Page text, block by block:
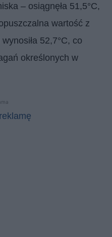
– osiągnęła 51,5°C,
wartość z
52,7°C, co
określonych w